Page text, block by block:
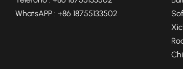
WhatsAPP : +86 18755133502